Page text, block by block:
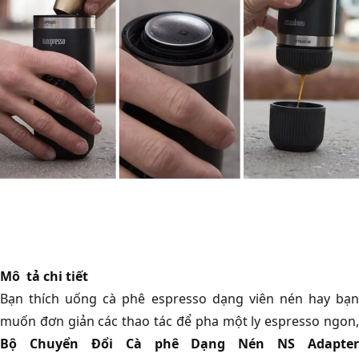
Mô tả chi tiết
Bạn thích uống cà phê espresso dạng viên nén hay bạn
muốn đơn giản các thao tác để pha một ly espresso ngon,
Bộ Chuyển Đổi Cà phê Dạng Nén NS Adapter